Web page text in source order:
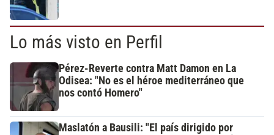
Lo más visto en Perfil
Pérez-Reverte contra Matt Damon en La
Odisea: "No es el héroe mediterráneo que
nos contó Homero"
Maslatón a Bausili: "El país dirigido por